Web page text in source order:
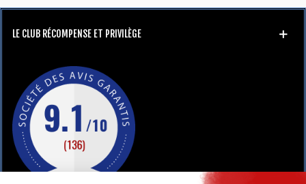
LE CLUB RÉCOMPENSE ET PRIVILÈGE